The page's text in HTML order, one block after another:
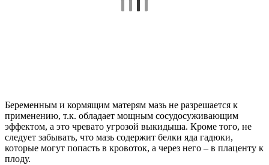
Беременным и кормящим матерям мазь не разрешается к
применению, т.к. обладает мощным сосудосуживающим
эффектом, а это чревато угрозой выкидыша. Кроме того, не
следует забывать, что мазь содержит белки яда гадюки,
которые могут попасть в кровоток, а через него – в плаценту к
плоду.